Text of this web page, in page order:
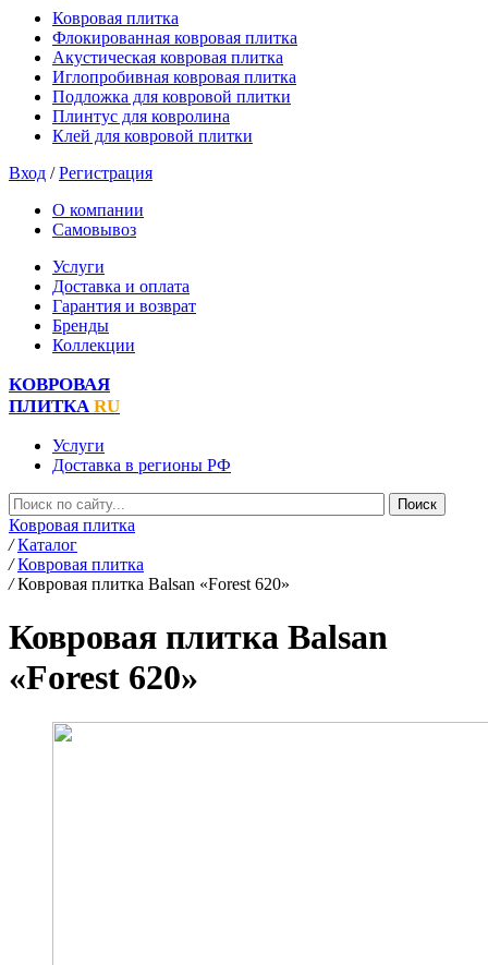
Ковровая плитка
Флокированная ковровая плитка
Акустическая ковровая плитка
Иглопробивная ковровая плитка
Подложка для ковровой плитки
Плинтус для ковролина
Клей для ковровой плитки
Вход /Регистрация
О компании
Самовывоз
Услуги
Доставка и оплата
Гарантия и возврат
Бренды
Коллекции
КОВРОВАЯ
ПЛИТКА RU
Услуги
Доставка в регионы РФ
Ковровая плитка
/ Каталог
/ Ковровая плитка
/ Ковровая плитка Balsan «Forest 620»
Ковровая плитка Balsan
«Forest 620»